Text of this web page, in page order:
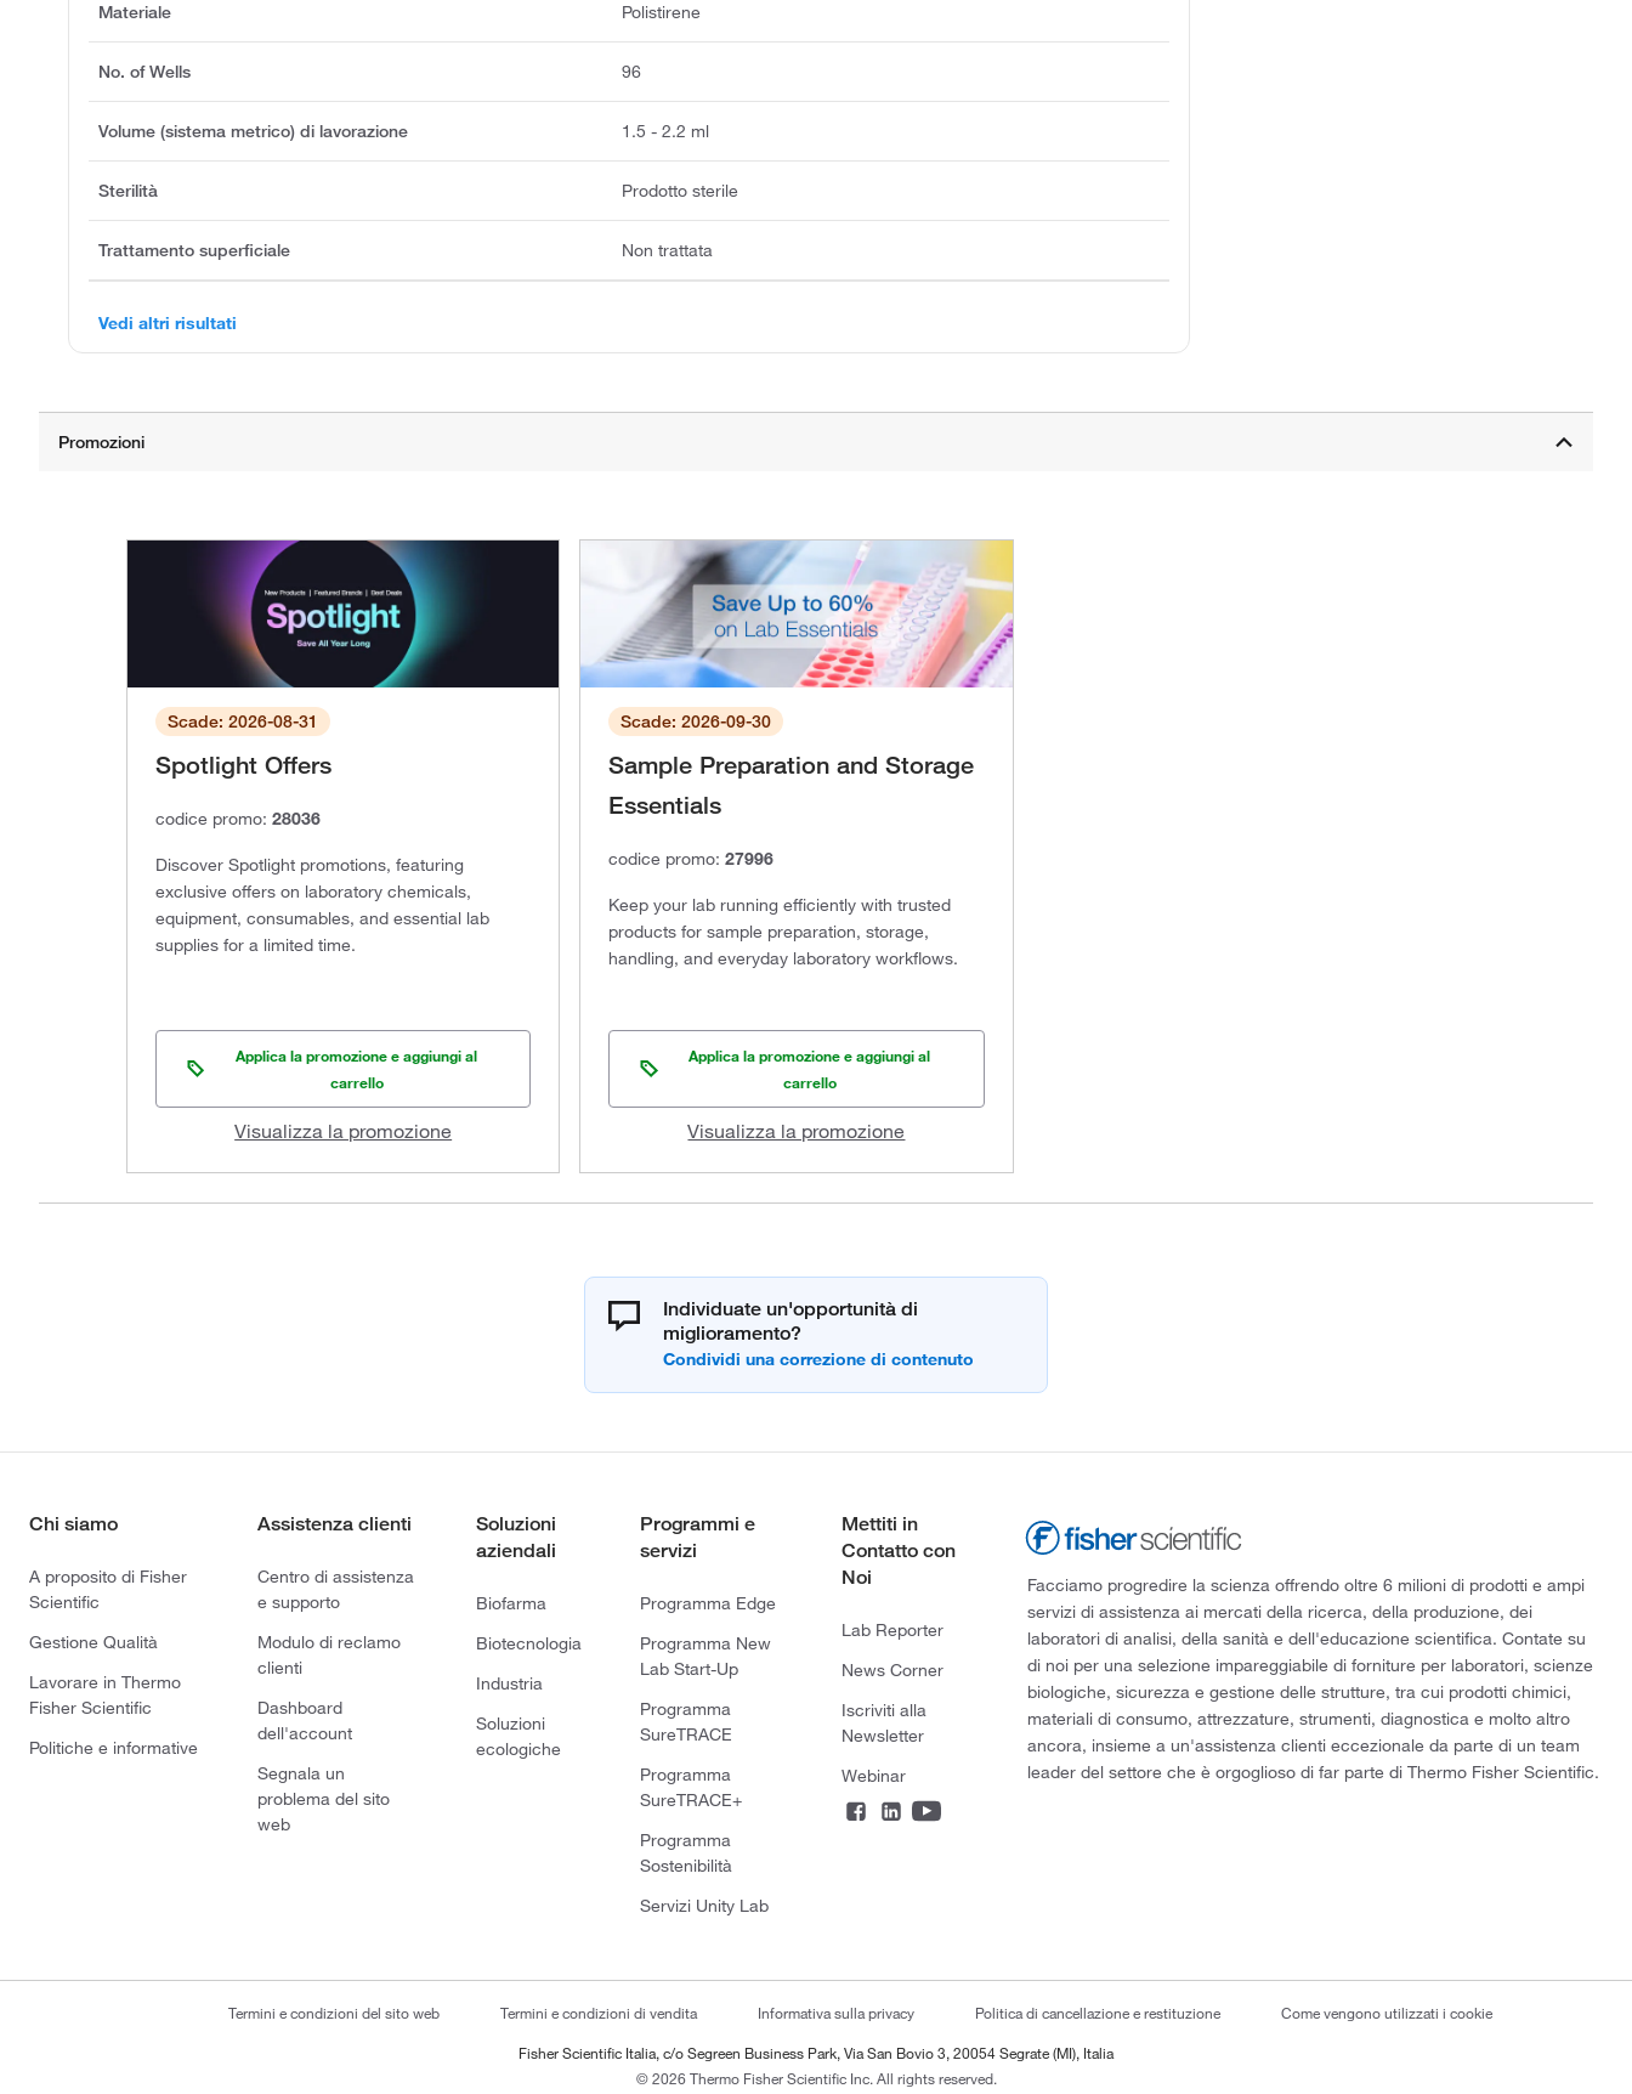
Materiale Polistirene
No. of Wells 96
Volume (sistema metrico) di lavorazione 1.5 - 2.2 ml
Sterilità Prodotto sterile
Trattamento superficiale Non trattata
Vedi altri risultati
Scade: 2026-08-31
Spotlight Offers
codice promo: 28036
Discover Spotlight promotions, featuring
exclusive offers on laboratory chemicals,
equipment, consumables, and essential lab
supplies for a limited time.
Applica la promozione e aggiungi al
carrello
Visualizza la promozione
Scade: 2026-09-30
Sample Preparation and Storage
Essentials
codice promo:27996
Keep your lab running efficiently with trusted
products for sample preparation, storage,
handling, and everyday laboratory workflows.
Applica la promozione e aggiungi al
carrello
Visualizza la promozione
Individuate un'opportunità di
miglioramento?
Chi siamo
A proposito di Fisher
Scientific
Gestione Qualità
Lavorare in Thermo
Fisher Scientific
Politiche e informative
Assistenza clienti
Centro di assistenza
e supporto
Modulo di reclamo
clienti
Dashboard
dell'account
Segnala un
problema del sito
web
Soluzioni
aziendali
Biofarma
Biotecnologia
Industria
Soluzioni
ecologiche
Programmi e
servizi
Programma Edge
Programma New
Lab Start-Up
Programma
SureTRACE
Programma
SureTRACE+
Programma
Sostenibilità
Servizi Unity Lab
Mettiti in
Contatto con
Noi
Lab Reporter
News Corner
Iscriviti alla
Newsletter
Webinar
Facciamo progredire la scienza offrendo oltre 6 milioni di prodotti e ampi
servizi di assistenza ai mercati della ricerca, della produzione, dei
laboratori di analisi, della sanità e dell'educazione scientifica. Contate su
di noi per una selezione impareggiabile di forniture per laboratori, scienze
biologiche, sicurezza e gestione delle strutture, tra cui prodotti chimici,
materiali di consumo, attrezzature, strumenti, diagnostica e molto altro
ancora, insieme a un'assistenza clienti eccezionale da parte di un team
leader del settore che è orgoglioso di far parte di Thermo Fisher Scientific.
Termini e condizioni del sito web Termini e condizioni di vendita Informativa sulla privacy Politica di cancellazione e restituzione Come vengono utilizzati i cookie
Fisher Scientific Italia, c/o Segreen Business Park, Via San Bovio 3, 20054 Segrate (MI), Italia
© 2026 Thermo Fisher Scientific Inc. All rights reserved.